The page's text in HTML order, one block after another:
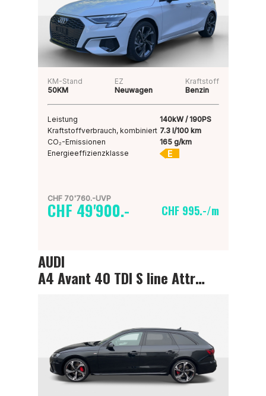
KM-Stand
50KM
EZ
Neuwagen
Kraftstoff
Benzin
Leistung
140kW / 190PS
Kraftstoffverbrauch, kombiniert 7.3 l/100 km
CO₂-Emissionen
165 g/km
Energieeffizienzklasse
E
CHF 70'760.-UVP
CHF 49'900.- CHF 995.-/m
AUDI
A4 Avant 40 TDI S line Attraction